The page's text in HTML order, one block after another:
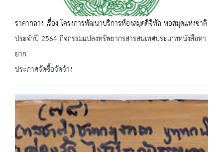
ราคากลาง เรื่อง โครงการพัฒนาบริการห้องสมุดดิจิทัล หอสมุดแห่งชาติ
ประจำปี 2564 กิจกรรมแปลงทรัพยากรสารสนเทศประเภทหนังสือหา
ยาก
ประกาศจัดซื้อจัดจ้าง